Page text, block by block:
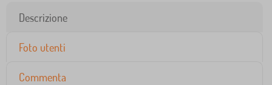
Descrizione
Foto utenti
Commenta